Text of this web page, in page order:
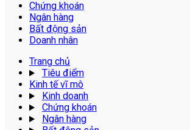
Chứng khoán
Ngân hàng
Bất động sản
Doanh nhân
Trang chủ
Tiêu điểm
Kinh tế vĩ mô
Kinh doanh
Chứng khoán
Ngân hàng